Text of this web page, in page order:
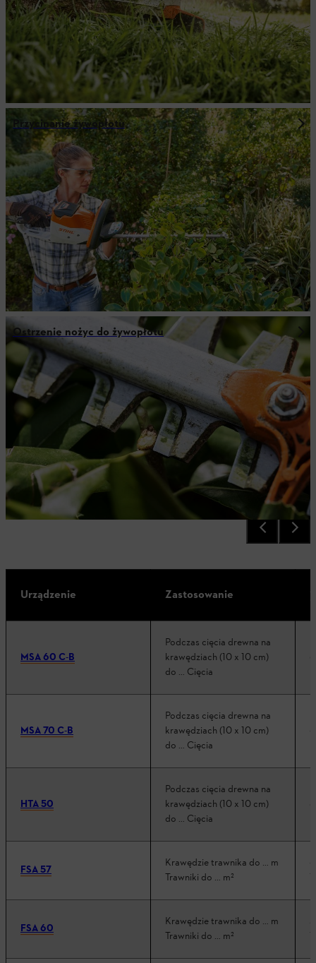
Przycinanie żywopłotu
Ostrzenie nożyc do żywopłotu
Elastyczne zasilanie akumulatorowe:
Wydajność systemu AK
Chcesz poznać osiągi urządzenia po jednym naładowaniu w
systemie AK? W poniższej tabeli przedstawiono przykładowy
wpływ wydajności akumulatorów systemu AK w połączeniu z
naszymi urządzeniami z systemu AK podczas codziennej pracy.
Bardziej szczegółowe informacje można znaleźć na naszej stronie
dotyczącej
godzin pracy i ładowania
Urządzenie Zastosowanie
MSA 60 C-B
Podczas cięcia drewna na
krawędziach (10 x 10 cm)
do … Cięcia
MSA 70 C-B
Podczas cięcia drewna na
krawędziach (10 x 10 cm)
do … Cięcia
HTA 50
Podczas cięcia drewna na
krawędziach (10 x 10 cm)
do … Cięcia
FSA 57
Krawędzie trawnika do … m
Trawniki do … m²
FSA 60
Krawędzie trawnika do … m
Trawniki do … m²